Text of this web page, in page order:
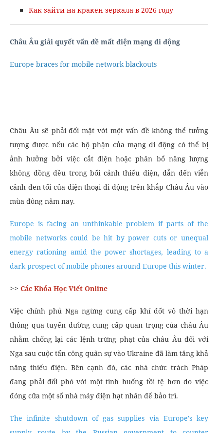
Как зайти на кракен зеркала в 2026 году
Châu Âu giải quyết vấn đề mất điện mạng di động
Europe braces for mobile network blackouts
Châu Âu sẽ phải đối mặt với một vấn đề không thể tưởng
tượng được nếu các bộ phận của mạng di động có thể bị
ảnh hưởng bởi việc cắt điện hoặc phân bổ năng lượng
không đồng đều trong bối cảnh thiếu điện, dẫn đến viễn
cảnh đen tối của điện thoại di động trên khắp Châu Âu vào
mùa đông năm nay.
Europe is facing an unthinkable problem if parts of the
mobile networks could be hit by power cuts or unequal
energy rationing amid the power shortages, leading to a
dark prospect of mobile phones around Europe this winter.
>> Các Khóa Học Viết Online
Việc chính phủ Nga ngừng cung cấp khí đốt vô thời hạn
thông qua tuyến đường cung cấp quan trọng của châu Âu
nhằm chống lại các lệnh trừng phạt của châu Âu đối với
Nga sau cuộc tấn công quân sự vào Ukraine đã làm tăng khả
năng thiếu điện. Bên cạnh đó, các nhà chức trách Pháp
đang phải đối phó với một tình huống tồi tệ hơn do việc
đóng cửa một số nhà máy điện hạt nhân để bảo trì.
The infinite shutdown of gas supplies via Europe's key